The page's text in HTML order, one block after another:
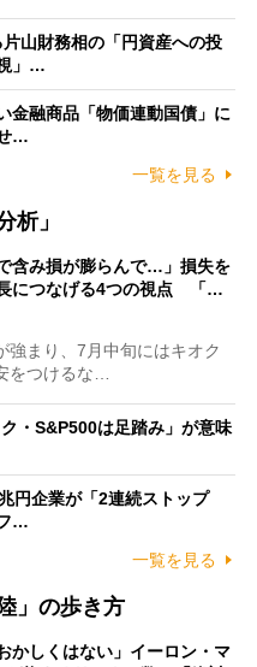
山財務相の「円資産への投
」…
金融商品「物価連動国債」に
…
一覧を見る
析」
含み損が膨らんで…」損失を
につなげる4つの視点 「…
まり、7月中旬にはキオク
をつけるな…
・S&P500は足踏み」が意味
円企業が「2連続ストップ
…
一覧を見る
」の歩き方
かしくはない」イーロン・マ